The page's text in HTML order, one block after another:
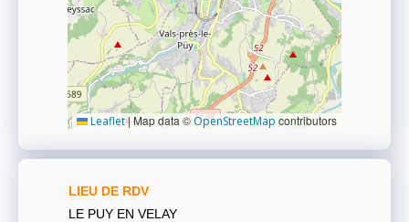
Leaflet|Map data © OpenStreetMap contributors
LIEU DE RDV
LE PUY EN VELAY